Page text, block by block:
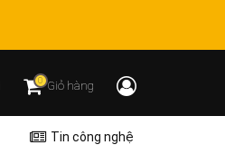
0Giỏ hàng
Tin công nghệ